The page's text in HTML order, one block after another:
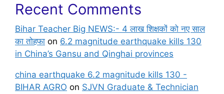
Recent Comments
Bihar Teacher Big NEWS:- 4 लाख शिक्षकों को नए साल
का तोहफा on 6.2 magnitude earthquake kills 130
in China’s Gansu and Qinghai provinces
china earthquake 6.2 magnitude kills 130 -
BIHAR AGRO on SJVN Graduate & Technician